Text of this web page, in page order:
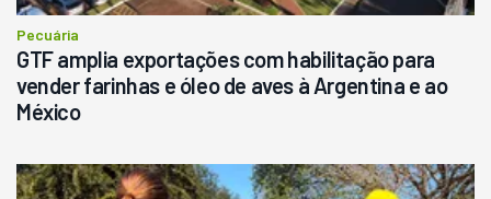
Pecuária
GTF amplia exportações com habilitação para
vender farinhas e óleo de aves à Argentina e ao
México